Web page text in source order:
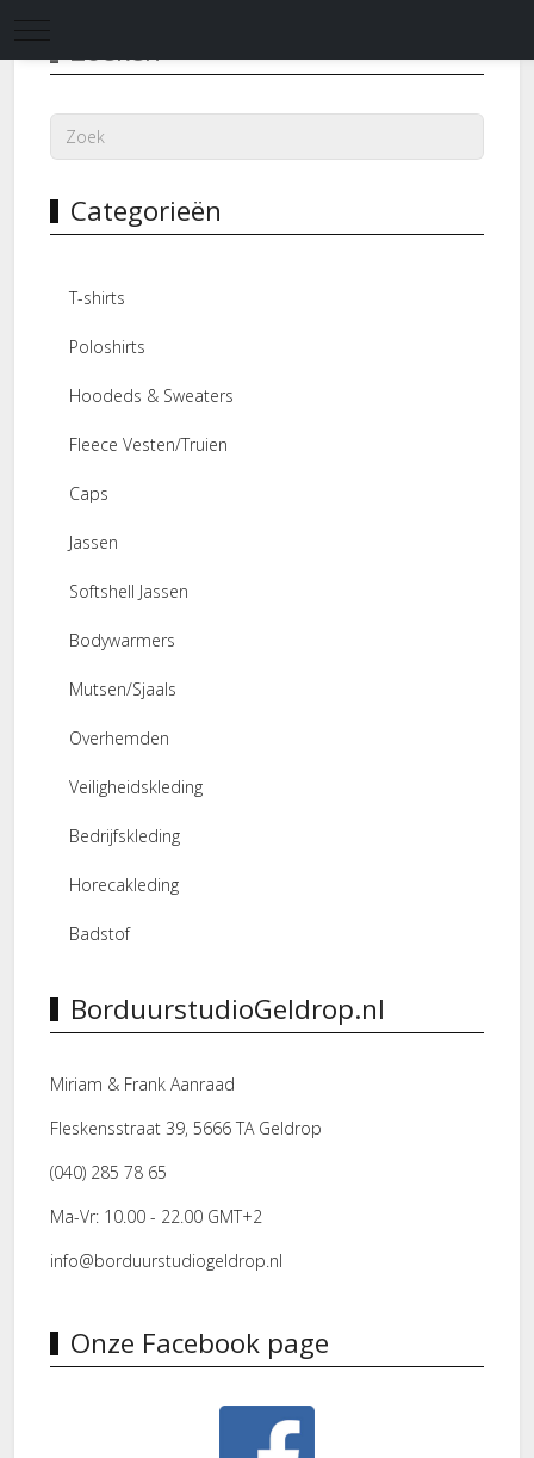
Mobile Menu Toggle
Zoeken
Categorieën
T-shirts
Poloshirts
Hoodeds & Sweaters
Fleece Vesten/Truien
Caps
Jassen
Softshell Jassen
Bodywarmers
Mutsen/Sjaals
Overhemden
Veiligheidskleding
Bedrijfskleding
Horecakleding
Badstof
BorduurstudioGeldrop.nl
Miriam & Frank Aanraad
Fleskensstraat 39, 5666 TA Geldrop
(040) 285 78 65
Ma-Vr: 10.00 - 22.00 GMT+2
info@borduurstudiogeldrop.nl
Onze Facebook page